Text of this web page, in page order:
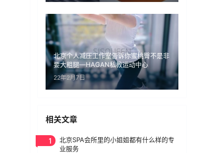
北京个人减压工作室告诉你蜜桃臀不是非
要大粗腿—HAGAN私教运动中心
22年2月7日
相关文章
1
北京SPA会所里的小姐姐都有什么样的专
业服务